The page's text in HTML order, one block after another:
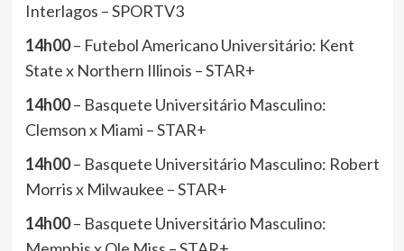
Interlagos – SPORTV3
14h00– Futebol Americano Universitário: Kent
State x Northern Illinois – STAR+
14h00– Basquete Universitário Masculino:
Clemson x Miami – STAR+
14h00– Basquete Universitário Masculino: Robert
Morris x Milwaukee – STAR+
14h00– Basquete Universitário Masculino: